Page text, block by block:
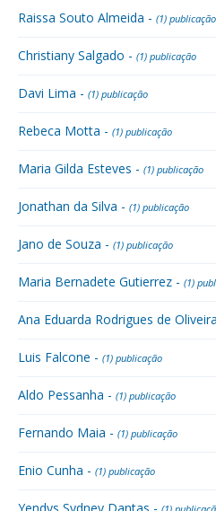
Raissa Souto Almeida - (1) publicação
Christiany Salgado - (1) publicação
Davi Lima - (1) publicação
Rebeca Motta - (1) publicação
Maria Gilda Esteves - (1) publicação
Jonathan da Silva - (1) publicação
Jano de Souza - (1) publicação
Maria Bernadete Gutierrez - (1)
Ana Eduarda Rodrigues de
Luis Falcone - (1) publicação
Aldo Pessanha - (1) publicação
Fernando Maia - (1) publicação
Enio Cunha - (1) publicação